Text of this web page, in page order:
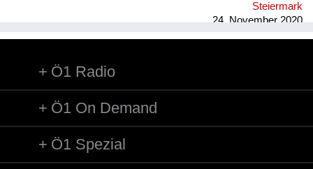
Steiermark
24. November 2020
Ö1 Radio
Ö1 On Demand
Ö1 Spezial